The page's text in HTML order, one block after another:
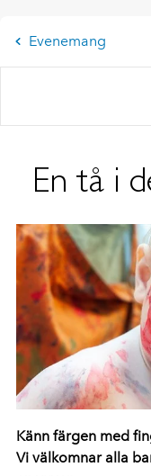
Evenemang
En tå i
Känn färgen med
Vi välkomnar alla